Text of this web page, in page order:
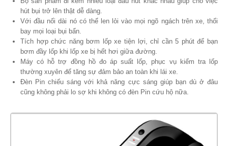
hút bụi trở lên thật dễ dàng.
Với đầu nối dài nó có thể len lỏi vào mọi ngõ ngách trên xe, thổi
bay mọi loại bụi bẩn.
Tích hợp chức năng bơm lốp xe tiện lợi, chỉ cần 5 phút để bạn
bơm đầy lốp khi lốp xe bị hết hơi giữa đường.
Máy có hỗ trợ đồng hồ đo áp suất lốp, phục vụ kiểm tra lốp
thường xuyên để tăng sự đảm bảo an toàn khi lái xe.
Đèn Pin chiếu sáng với khả năng cực sáng giúp bạn dù ở đâu
cũng không phải lo sợ khi không có đèn Pin cứu hộ nữa.